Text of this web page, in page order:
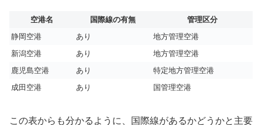
空港名 国際線の有無
管理区分
静岡空港
あり
地方管理空港
新潟空港
あり
地方管理空港
鹿児島空港
あり
特定地方管理空港
成田空港
あり 国管理空港
この表からも分かるように、国際線があるかどうかと主要